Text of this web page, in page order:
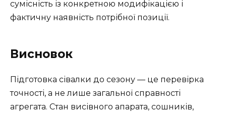
сумісність із конкретною модифікацією і
фактичну наявність потрібної позиції.
Висновок
Підготовка сівалки до сезону — це перевірка
точності, а не лише загальної справності
агрегата. Стан висівного апарата, сошників,